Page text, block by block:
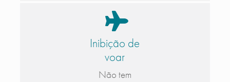
Inibição de
voar
Não tem